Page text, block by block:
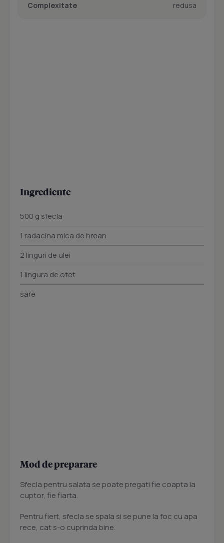
Complexitate
redusa
Ingrediente
500 g sfecla
1 radacina mica de hrean
2 linguri de ulei
1 lingura de otet
sare
Mod de preparare
Sfecla pentru salata se poate pregati fie coapta la
cuptor, fie fiarta.
Pentru fiert, sfecla se spala si se pune la foc cu apa
rece, cat s-o cuprinda bine.